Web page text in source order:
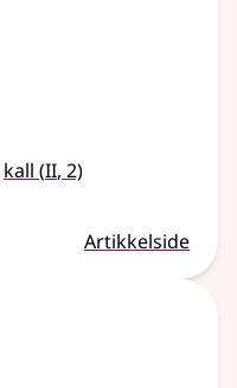
kall (2
II, 2)
Artikkelside